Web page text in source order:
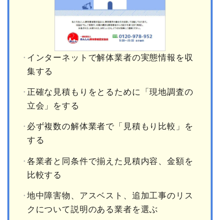
インターネットで解体業者の実態情報を収
集する
正確な見積もりをとるために「現地調査の
立会」をする
必ず複数の解体業者で「見積もり比較」を
する
各業者と同条件で揃えた見積内容、金額を
比較する
地中障害物、アスベスト、追加工事のリス
クについて説明のある業者を選ぶ